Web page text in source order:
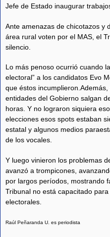
Jefe de Estado inaugurar
Ante amenazas de chicotazos y
área rural voten por el MAS, el
silencio.
Lo más penoso ocurrió cuando
electoral” a los candidatos Evo
que éstos
entidades del Gobierno salgan
horas. Y no lograron siquiera
elecciones esos spots estaban
estatal y algunos medios
de los vocales.
Y luego vinieron los problemas
avanzó a trompicones,
por largos períodos, mostrando
Tribunal no está capacitado
electorales.
Raúl Peñaranda U. es periodista